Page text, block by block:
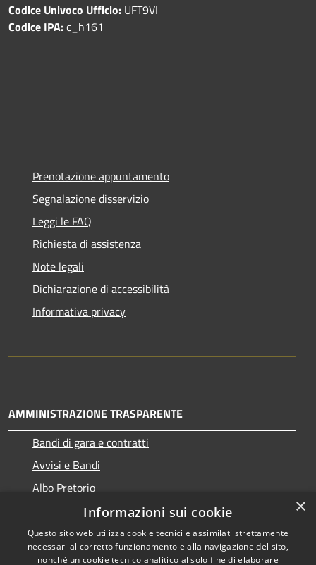
Codice Univoco Ufficio: UFT9VI
Codice IPA:c_h161
Prenotazione appuntamento
Segnalazione disservizio
Leggi le FAQ
Richiesta di assistenza
Note legali
Dichiarazione di accessibilità
Informativa privacy
AMMINISTRAZIONE TRASPARENTE
Bandi di gara e contratti
Avvisi e Bandi
Albo Pretorio
Copyright © 2026 • Comune di
×
Informazioni sui cookie
Questo sito web utilizza cookie tecnici e assimilati strettamente
necessari al corretto funzionamento e alla navigazione del sito,
nonché un cookie tecnico analitico al solo fine di elaborare